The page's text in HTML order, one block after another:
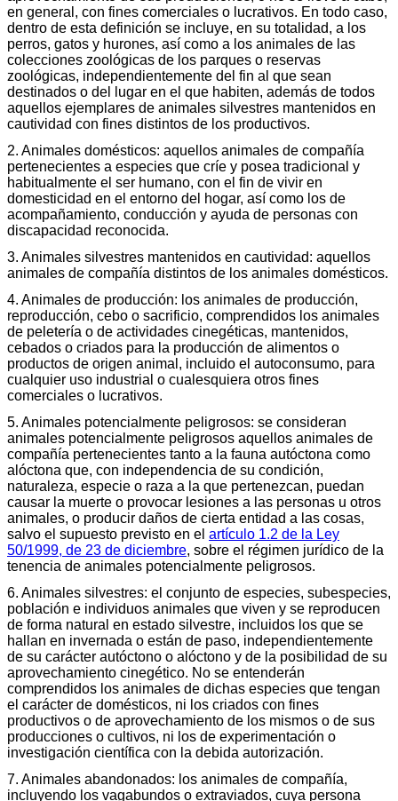
en general, con fines comerciales o lucrativos. En todo caso,
dentro de esta definición se incluye, en su totalidad, a los
perros, gatos y hurones, así como a los animales de las
colecciones zoológicas de los parques o reservas
zoológicas, independientemente del fin al que sean
destinados o del lugar en el que habiten, además de todos
aquellos ejemplares de animales silvestres mantenidos en
cautividad con fines distintos de los productivos.
2. Animales domésticos: aquellos animales de compañía
pertenecientes a especies que críe y posea tradicional y
habitualmente el ser humano, con el fin de vivir en
domesticidad en el entorno del hogar, así como los de
acompañamiento, conducción y ayuda de personas con
discapacidad reconocida.
3. Animales silvestres mantenidos en cautividad: aquellos
animales de compañía distintos de los animales domésticos.
4. Animales de producción: los animales de producción,
reproducción, cebo o sacrificio, comprendidos los animales
de peletería o de actividades cinegéticas, mantenidos,
cebados o criados para la producción de alimentos o
productos de origen animal, incluido el autoconsumo, para
cualquier uso industrial o cualesquiera otros fines
comerciales o lucrativos.
5. Animales potencialmente peligrosos: se consideran
animales potencialmente peligrosos aquellos animales de
compañía pertenecientes tanto a la fauna autóctona como
alóctona que, con independencia de su condición,
naturaleza, especie o raza a la que pertenezcan, puedan
causar la muerte o provocar lesiones a las personas u otros
animales, o producir daños de cierta entidad a las cosas,
salvo el supuesto previsto en el artículo 1.2 de la Ley
50/1999, de 23 de diciembre, sobre el régimen jurídico de la
tenencia de animales potencialmente peligrosos.
6. Animales silvestres: el conjunto de especies, subespecies,
población e individuos animales que viven y se reproducen
de forma natural en estado silvestre, incluidos los que se
hallan en invernada o están de paso, independientemente
de su carácter autóctono o alóctono y de la posibilidad de su
aprovechamiento cinegético. No se entenderán
comprendidos los animales de dichas especies que tengan
el carácter de domésticos, ni los criados con fines
productivos o de aprovechamiento de los mismos o de sus
producciones o cultivos, ni los de experimentación o
investigación científica con la debida autorización.
7. Animales abandonados: los animales de compañía,
incluyendo los vagabundos o extraviados, cuya persona